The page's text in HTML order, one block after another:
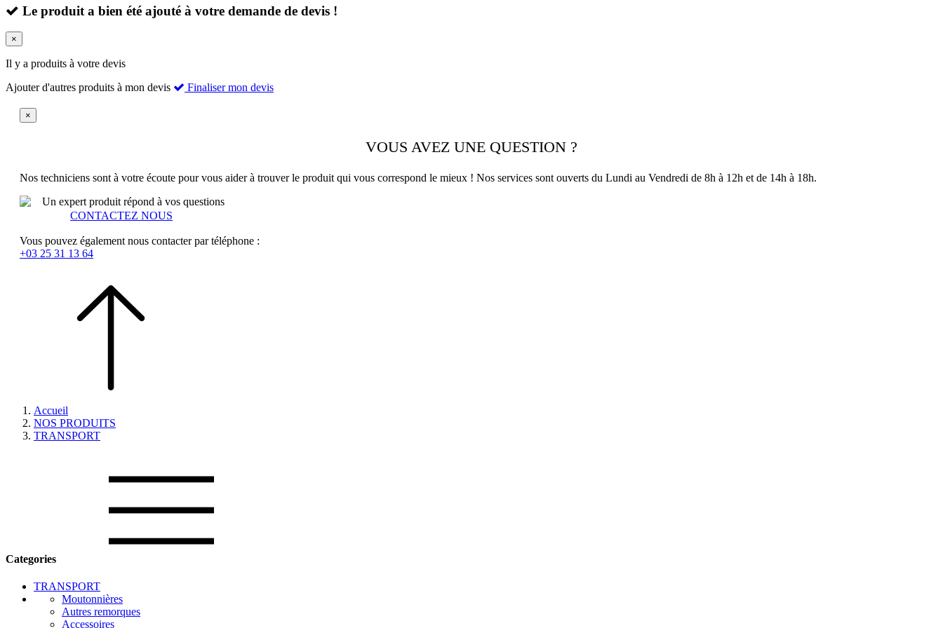
Le produit a bien été ajouté à votre demande de devis !
×
Il y a produits à votre devis
Ajouter d'autres produits à mon devis
Finaliser mon devis
×
VOUS AVEZ UNE QUESTION ?
Nos techniciens sont à votre écoute pour vous aider à trouver le produit qui vous correspond le mieux ! Nos services sont ouverts du Lundi au Vendredi de 8h à 12h et de 14h à 18h.
Un expert produit répond à vos questions
CONTACTEZ NOUS
Vous pouvez également nous contacter par téléphone :
+03 25 31 13 64
Accueil
NOS PRODUITS
TRANSPORT
Categories
TRANSPORT
Moutonnières
Autres remorques
Accessoires